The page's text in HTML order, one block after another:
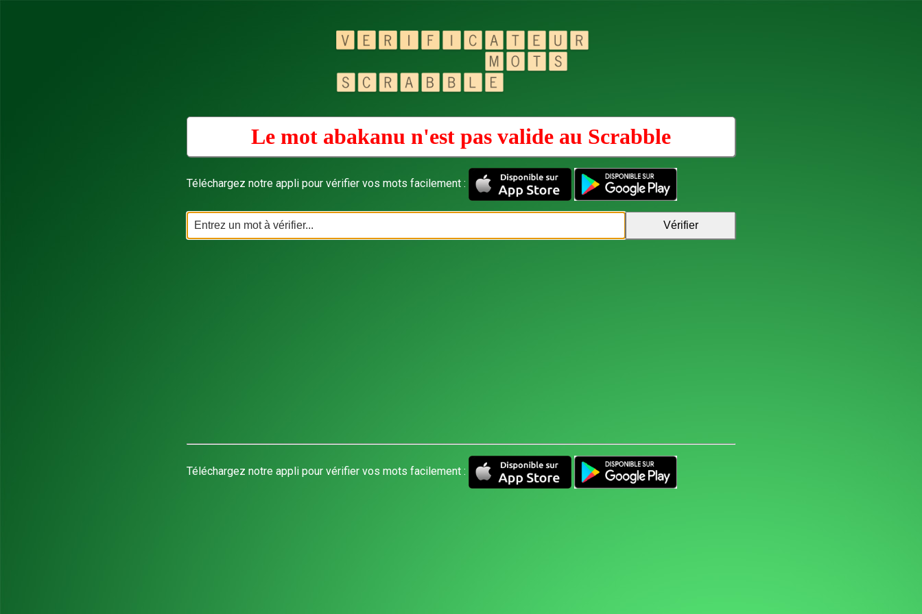
Le mot abakanu n'est pas valide au Scrabble
Téléchargez notre appli pour vérifier vos mots facilement :
Téléchargez notre appli pour vérifier vos mots facilement :